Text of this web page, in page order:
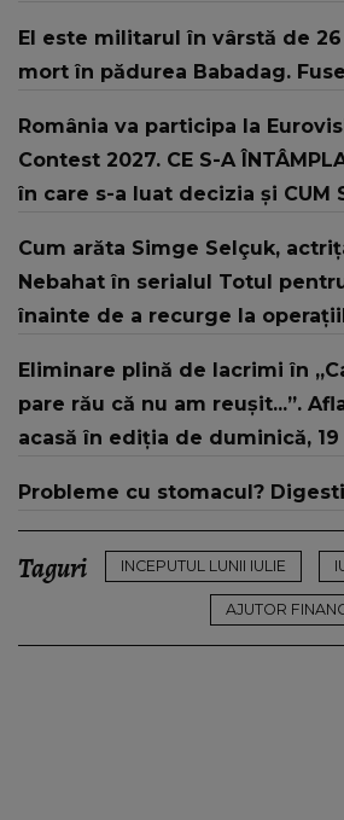
El este militarul în vârstă de
mort în pădurea Babadag.
România va participa la
Contest 2027. CE S-A
în care s-a luat decizia și CUM
strategic de..."
Cum arăta Simge Selçuk,
Nebahat în serialul Totul
înainte de a recurge la
„Tinerețe rebelă”
Eliminare plină de lacrimi în
pare rău că nu am reușit...”.
acasă în ediția de duminică,
Probleme cu stomacul?
Taguri INCEPUTUL LUNII IULIE
AJUTOR